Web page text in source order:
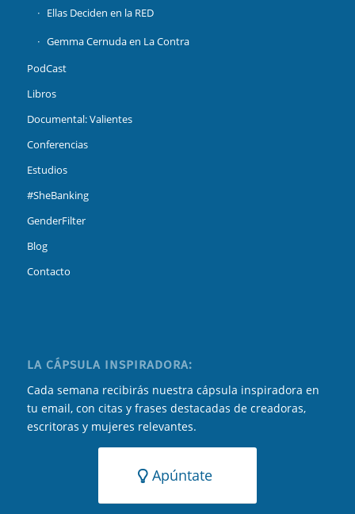
Ellas Deciden en la RED
Gemma Cernuda en La Contra
PodCast
Libros
Documental: Valientes
Conferencias
Estudios
#SheBanking
GenderFilter
Blog
Contacto
LA CÁPSULA INSPIRADORA:
Cada semana recibirás nuestra cápsula inspiradora en
tu email, con citas y frases destacadas de creadoras,
escritoras y mujeres relevantes.
Apúntate